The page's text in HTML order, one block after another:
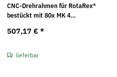
CNC-Drehrahmen für RotaRex®
bestückt mit 80x MK 4
(BxTxH): 49 x 103 x 17
507,17 € *
lieferbar